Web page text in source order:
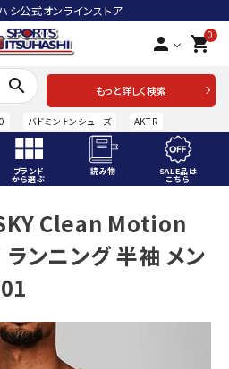
シ公式オンラインストア
person 0
shopping_cart
search
もっと詳しく検索
バドミントンシューズ AKTR
ブランド
から選ぶ
読み物 SALE品は
こちら
会員登録
Clean Motion
ンニング 半袖 メン